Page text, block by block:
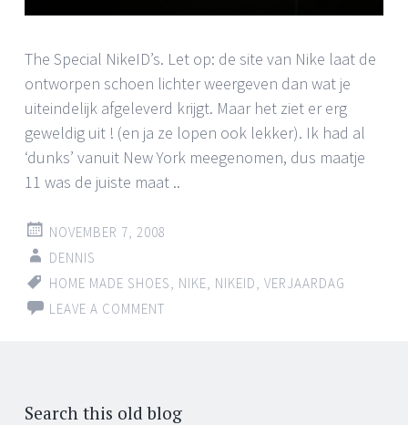
The Special NikeID’s. Let op: de site van Nike laat de
ontworpen schoen lichter weergeven dan wat je
uiteindelijk afgeleverd krijgt. Maar het ziet er erg
geweldig uit ! (en ja ze lopen ook lekker). Ik had al
‘dunks’ vanuit New York meegenomen, dus maatje
11 was de juiste maat ..
NOVEMBER 7, 2008
DENNIS
HOME MADE SHOES, NIKE, NIKEID, VERJAARDAG
LEAVE A COMMENT
Search this old blog